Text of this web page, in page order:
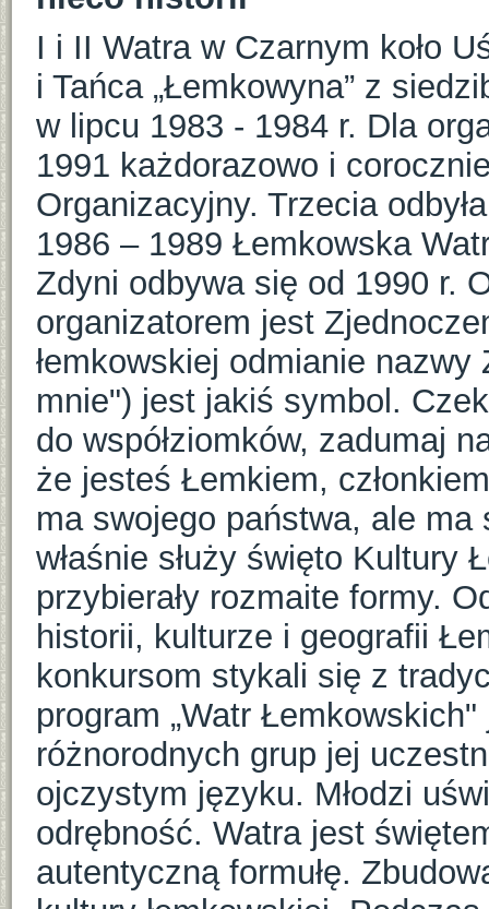
I i II Watra w Czarnym koło
i Tańca „Łemkowyna” z
w lipcu 1983 - 1984 r. Dla
1991 każdorazowo i
Organizacyjny. Trzecia
1986 – 1989 Łemkowska
Zdyni odbywa się od 1990 r.
organizatorem jest
łemkowskiej odmianie
mnie") jest jakiś symbol.
do współziomków, zadumaj
że jesteś Łemkiem,
ma swojego państwa, ale
właśnie służy święto Kultury
przybierały rozmaite formy.
historii, kulturze i geografii
konkursom stykali się z
program „Watr
różnorodnych grup jej
ojczystym języku. Młodzi
odrębność. Watra jest
autentyczną formułę.